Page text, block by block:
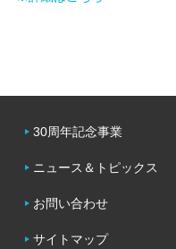
30周年記念事業
ニュース＆トピックス
お問い合わせ
サイトマップ